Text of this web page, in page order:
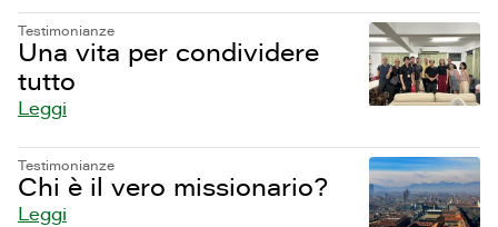
Testimonianze
Una vita per condividere
tutto
Leggi
Testimonianze
Chi è il vero missionario?
Leggi